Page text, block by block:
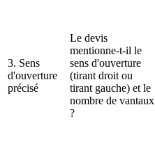
3. Sens
d'ouverture
précisé
Le devis
mentionne-t-il le
sens d'ouverture
(tirant droit ou
tirant gauche) et le
nombre de vantaux
?